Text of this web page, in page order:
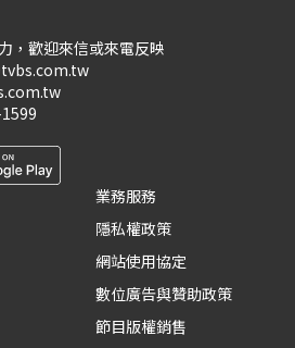
，歡迎來信或來電反映
業務服務
隱私權政策
網站使用協定
數位廣告與贊助政策
節目版權銷售